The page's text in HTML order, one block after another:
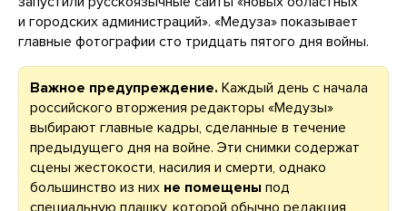
и городских администраций». «Медуза» показывает
главные фотографии сто тридцать пятого дня войны.
Важное предупреждение. Каждый день с начала
российского вторжения редакторы «Медузы»
выбирают главные кадры, сделанные в течение
предыдущего дня на войне. Эти снимки содержат
сцены жестокости, насилия и смерти, однако
большинство из них не помещены под
специальную плашку, которой обычно редакция